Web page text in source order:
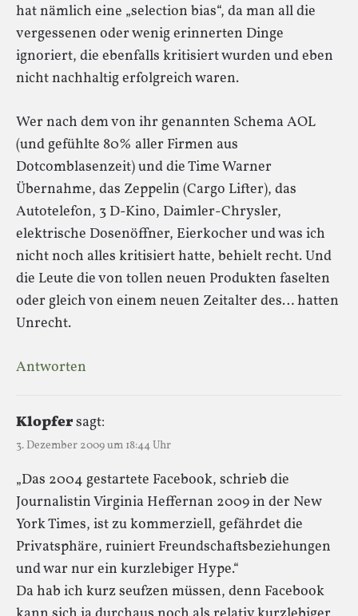
hat nämlich eine „selection bias“, da man all die
vergessenen oder wenig erinnerten Dinge
ignoriert, die ebenfalls kritisiert wurden und eben
nicht nachhaltig erfolgreich waren.
Wer nach dem von ihr genannten Schema AOL
(und gefühlte 80% aller Firmen aus
Dotcomblasenzeit) und die Time Warner
Übernahme, das Zeppelin (Cargo Lifter), das
Autotelefon, 3 D-Kino, Daimler-Chrysler,
elektrische Dosenöffner, Eierkocher und was ich
nicht noch alles kritisiert hatte, behielt recht. Und
die Leute die von tollen neuen Produkten faselten
oder gleich von einem neuen Zeitalter des… hatten
Unrecht.
Antworten
Klopfersagt:
3. Dezember 2009 um 18:44 Uhr
„Das 2004 gestartete Facebook, schrieb die
Journalistin Virginia Heffernan 2009 in der New
York Times, ist zu kommerziell, gefährdet die
Privatsphäre, ruiniert Freundschaftsbeziehungen
und war nur ein kurzlebiger Hype.“
Da hab ich kurz seufzen müssen, denn Facebook